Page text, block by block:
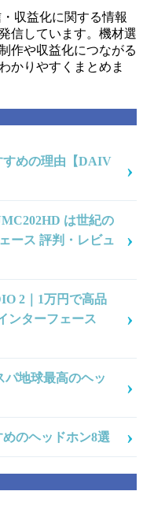
収益化に関する情報
信しています。機材選
作や収益化につながる
かりやすくまとめま
すめの理由【DAIV
は世紀の
ース 評判・レビュ
2｜1万円で高品
ンターフェース
パ地球最高のヘッ
のヘッドホン8選